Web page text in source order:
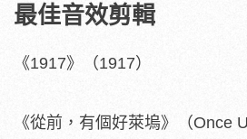
最佳音效剪輯
《1917》（1917）
《從前，有個好萊塢》（Once